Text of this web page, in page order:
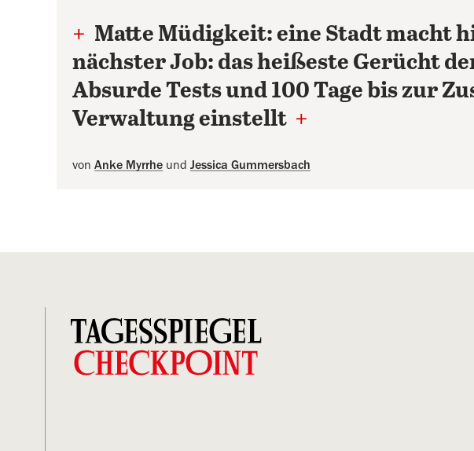
+ Matte Müdigkeit: eine Stadt macht
nächster Job: das heißeste Gerücht
Absurde Tests und 100 Tage bis zur
Verwaltung einstellt +
von Anke Myrrhe und Jessica Gummersbach